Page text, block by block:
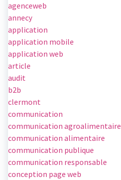
agenceweb
annecy
application
application mobile
application web
article
audit
b2b
clermont
communication
communication agroalimentaire
communication alimentaire
communication publique
communication responsable
conception page web